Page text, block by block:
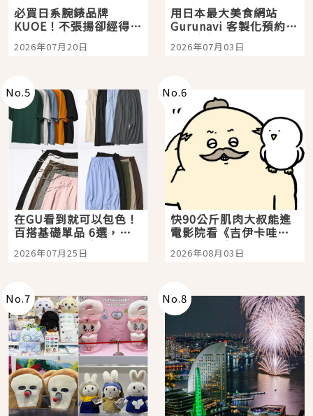
必買日系腕錶品牌
KUOE！不張揚卻經得起
時間洗鍊的經典之作五
選
2026年07月20日
用日本最大美食網站
Gurunavi 客製化預約九
大都市餐廳，打造專屬
美食體驗！
2026年07月03日
No.5
在GU看到就可以包色！
百搭基礎單品 6選，閉
眼全收也不心疼
2026年07月25日
No.6
快90公斤肌肉大叔能進
電影院看《吉伊卡哇》
嗎？日本重金屬樂團
「打首」會長與nagano
2026年08月03日
No.7 No.8